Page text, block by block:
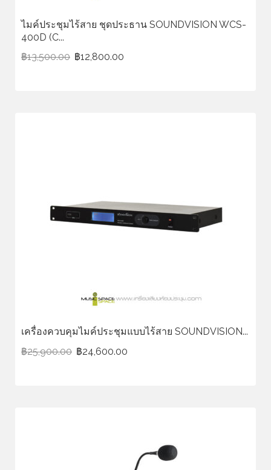
ไมค์ประชุมไร้สาย ชุดประธาน SOUNDVISION WCS-
400D (C...
฿13,500.00 ฿12,800.00
เครื่องควบคุมไมค์ประชุมแบบไร้สาย SOUNDVISION...
฿25,900.00 ฿24,600.00